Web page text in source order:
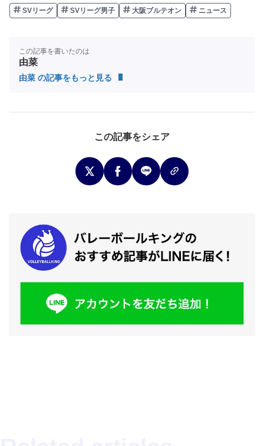
SVリーグ SVリーグ男子 大阪ブルテオン ニュース
この記事を書いたのは
由菜
由菜 の記事をもっと見る
この記事をシェア